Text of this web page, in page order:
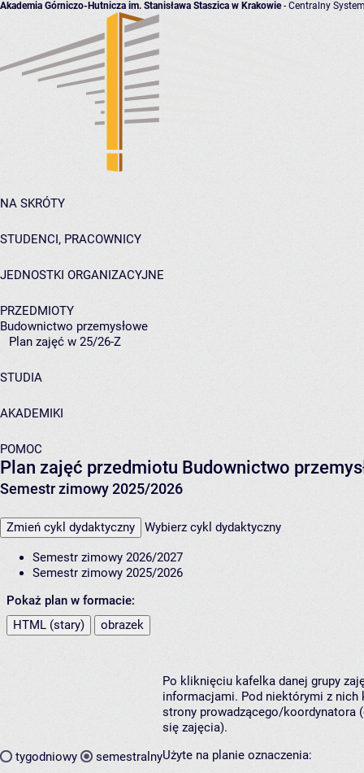
Akademia Górniczo-Hutnicza im. Stanisława Staszica w Krakowie- Centralny
NA SKRÓTY
STUDENCI, PRACOWNICY
JEDNOSTKI ORGANIZACYJNE
PRZEDMIOTY
Budownictwo przemysłowe
Plan zajęć w 25/26-Z
STUDIA
AKADEMIKI
POMOC
Plan zajęć przedmiotu Budownictwo
Semestr zimowy 2025/2026
Zmień cykl dydaktyczny Wybierz cykl dydaktyczny
Semestr zimowy 2026/2027
Semestr zimowy 2025/2026
Pokaż plan w formacie:
HTML (stary)
obrazek
tygodniowy semestralny
Po kliknięciu kafelka danej grupy
informacjami. Pod niektórymi z nich
strony prowadzącego/koordynatora
się zajęcia).
Użyte na planie oznaczenia: